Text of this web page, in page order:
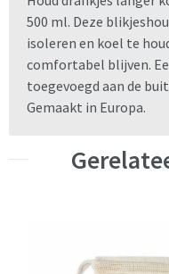
500 ml. Deze
isoleren en koel te
comfortabel blijven.
toegevoegd aan de
Gemaakt in Europa.